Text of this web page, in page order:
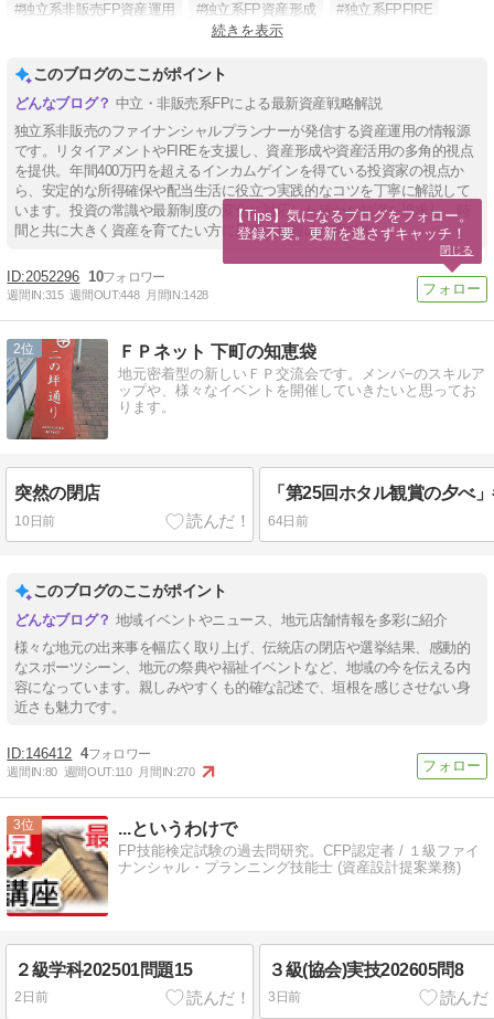
#独立系非販売FP資産運用 #独立系FP資産形成 #独立系FPFIRE
続きを表示
このブログのここがポイント
中立・非販売系FPによる最新資産戦略解説
独立系非販売のファイナンシャルプランナーが発信する資産運用の情報源
です。リタイアメントやFIREを支援し、資産形成や資産活用の多角的視点
を提供。年間400万円を超えるインカムゲインを得ている投資家の視点か
ら、安定的な所得確保や配当生活に役立つ実践的なコツを丁寧に解説して
います。投資の常識や最新制度の変化に対応した確かな知識を追求し、時
間と共に大きく資産を育てたい方に最適な情報の宝庫です。
2052296 10
週間IN:315 週間OUT:448 月間IN:1428
2 ＦＰネット 下町の知恵袋
地元密着型の新しいＦＰ交流会です。メンバ−のスキルア
ップや、様々なイベントを開催していきたいと思ってお
ります。
突然の閉店
10日前 64日前
このブログのここがポイント
地域イベントやニュース、地元店舗情報を多彩に紹介
様々な地元の出来事を幅広く取り上げ、伝統店の閉店や選挙結果、感動的
なスポーツシーン、地元の祭典や福祉イベントなど、地域の今を伝える内
容になっています。親しみやすくも的確な記述で、垣根を感じさせない身
近さも魅力です。
146412 4
週間IN:80 週間OUT:110 月間IN:270
3 ...というわけで
FP技能検定試験の過去問研究。CFP認定者 / １級ファイ
ナンシャル・プランニング技能士 (資産設計提案業務)
２級学科202501問題15
2日前
３級(協会)実技202605問8
3日前
【Tips】気になるブログをフォロー。
登録不要。更新を逃さずキャッチ！
閉じる